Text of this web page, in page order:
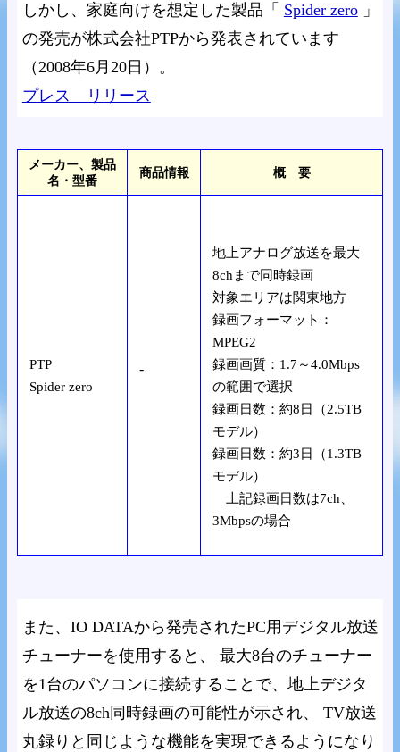
しかし、家庭向けを想定した製品「 Spider zero」
の発売が株式会社PTPから発表されています
（2008年6月20日）。
プレス リリース
メーカー、製品
名・型番
商品情報 概 要
PTP
Spider zero
-
地上アナログ放送を最大
8chまで同時録画
対象エリアは関東地方
録画フォーマット：
MPEG2
録画画質：1.7～4.0Mbps
の範囲で選択
録画日数：約8日（2.5TB
モデル）
録画日数：約3日（1.3TB
モデル）
上記録画日数は7ch、
3Mbpsの場合
また、IO DATAから発売されたPC用デジタル放送
チューナーを使用すると、 最大8台のチューナー
を1台のパソコンに接続することで、地上デジタ
ル放送の8ch同時録画の可能性が示され、 TV放送
丸録りと同じような機能を実現できるようになり